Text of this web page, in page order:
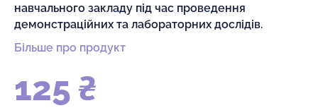
навчального закладу під час проведення
демонстраційних та лабораторних дослідів.
Більше про продукт
125 ₴